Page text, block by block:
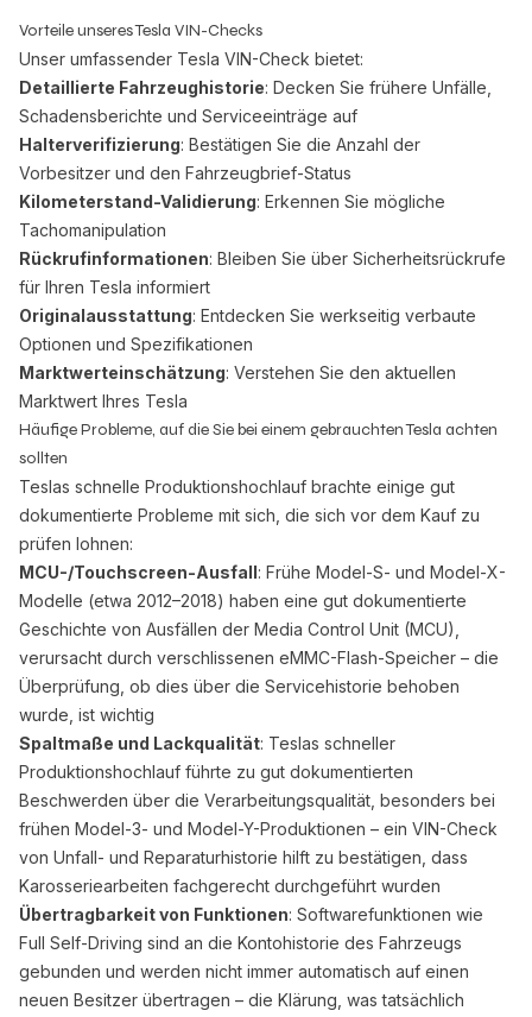
Vorteile unseres Tesla VIN-Checks
Unser umfassender Tesla VIN-Check bietet:
Detaillierte Fahrzeughistorie: Decken Sie frühere Unfälle,
Schadensberichte und Serviceeinträge auf
Halterverifizierung: Bestätigen Sie die Anzahl der
Vorbesitzer und den Fahrzeugbrief-Status
Kilometerstand-Validierung: Erkennen Sie mögliche
Tachomanipulation
Rückrufinformationen: Bleiben Sie über Sicherheitsrückrufe
für Ihren Tesla informiert
Originalausstattung: Entdecken Sie werkseitig verbaute
Optionen und Spezifikationen
Marktwerteinschätzung: Verstehen Sie den aktuellen
Marktwert Ihres Tesla
Häufige Probleme, auf die Sie bei einem gebrauchten Tesla achten
sollten
Teslas schnelle Produktionshochlauf brachte einige gut
dokumentierte Probleme mit sich, die sich vor dem Kauf zu
prüfen lohnen:
MCU-/Touchscreen-Ausfall: Frühe Model-S- und Model-X-
Modelle (etwa 2012–2018) haben eine gut dokumentierte
Geschichte von Ausfällen der Media Control Unit (MCU),
verursacht durch verschlissenen eMMC-Flash-Speicher – die
Überprüfung, ob dies über die Servicehistorie behoben
wurde, ist wichtig
Spaltmaße und Lackqualität: Teslas schneller
Produktionshochlauf führte zu gut dokumentierten
Beschwerden über die Verarbeitungsqualität, besonders bei
frühen Model-3- und Model-Y-Produktionen – ein VIN-Check
von Unfall- und Reparaturhistorie hilft zu bestätigen, dass
Karosseriearbeiten fachgerecht durchgeführt wurden
Übertragbarkeit von Funktionen: Softwarefunktionen wie
Full Self-Driving sind an die Kontohistorie des Fahrzeugs
gebunden und werden nicht immer automatisch auf einen
neuen Besitzer übertragen – die Klärung, was tatsächlich